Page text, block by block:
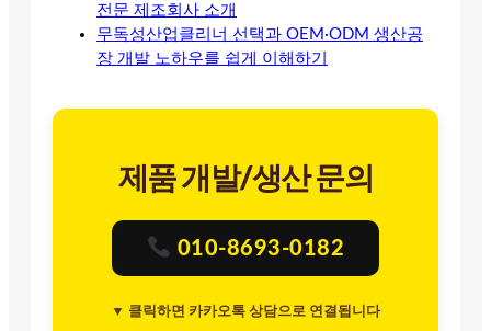
전문 제조회사 소개
무독성산업클리너 선택과 OEM·ODM 생산공
장 개발 노하우를 쉽게 이해하기
제품 개발/생산 문의
010-8693-0182
▼ 클릭하면 카카오톡 상담으로 연결됩니다